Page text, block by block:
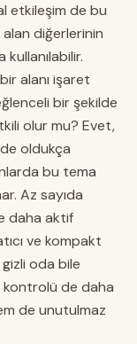
etkileşim de bu
alan diğerlerinin
alanı işaret
bir şekilde
olur mu? Evet,
oldukça
bu tema
Az sayıda
daha aktif
ve kompakt
oda bile
de daha
de unutulmaz